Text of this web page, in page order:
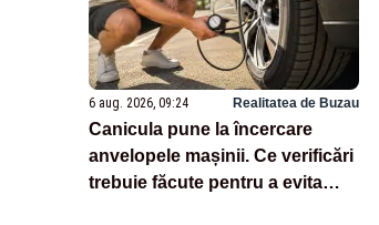
6 aug. 2026, 09:24 Realitatea de Buzau
Canicula pune la încercare
anvelopele mașinii. Ce verificări
trebuie făcute pentru a evita